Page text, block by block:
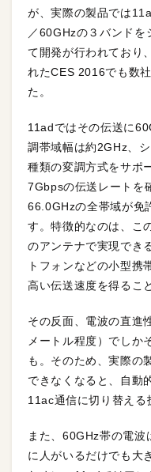
が、実際の製品では
／60GHzの３バンドを
て開発が行われており
れたCES 2016でも数
た。
11adではその伝送に
調帯域幅は約2GHz、
種類の変調方式をサポ
7Gbpsの伝送レートを
66.0GHzの全帯域が免
す。特徴的なのは、こ
のアンテナで実現でき
トフォンなどの小型携
高い伝送速度を得るこ
その反面、電波の直進
メートル程度）でしか
も。そのため、実際の
できなくなると、自動
11ac通信に切り替える
また、60GHz帯の電波
に人がいるだけでも大